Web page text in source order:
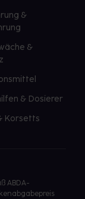
&
&
& Dosierer
Korsetts
ABDA-